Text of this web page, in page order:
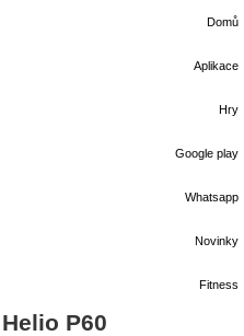
Domů
Aplikace
Hry
Google play
Whatsapp
Novinky
Fitness
P60